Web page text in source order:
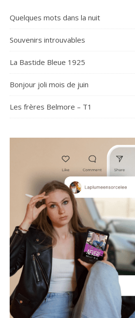
Quelques mots dans la nuit
Souvenirs introuvables
La Bastide Bleue 1925
Bonjour joli mois de juin
Les frères Belmore – T1